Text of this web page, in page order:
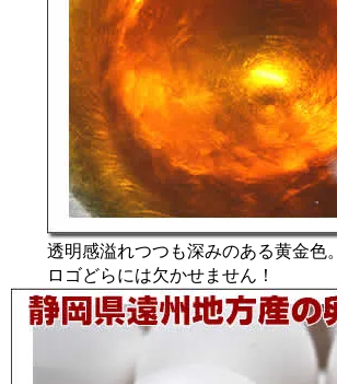
透明感溢れつつも深みのある黄金色。
ロゴどらには欠かせません！